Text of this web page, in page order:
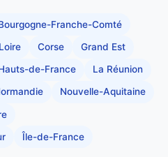
Franche-Comté
Corse Grand Est
de-France La Réunion
Nouvelle-Aquitaine
Île-de-France